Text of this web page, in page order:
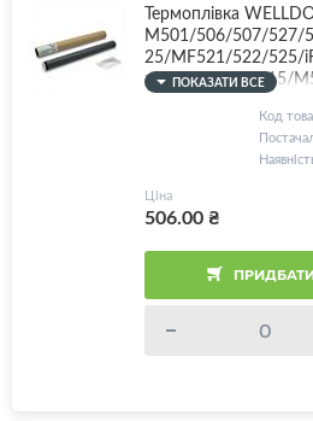
Термоплівка
M501/506/507/527/
25/MF521/522/525/
ж сумісна з P3015/
1435/1430, FM1-
RM2-2586, 232мм, з
ПОКАЗАТИ ВСЕ
Код
Ціна
506.00₴